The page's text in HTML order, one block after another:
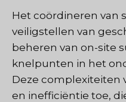
Het coördineren van
veiligstellen van
beheren van on-site
knelpunten in het
Deze complexiteiten
en inefficiëntie toe,